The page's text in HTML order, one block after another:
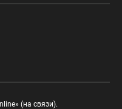
(на связи).